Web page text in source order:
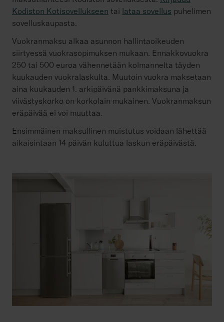
Kodiston Kotisovellukseen tai lataa sovellus puhelimen
sovelluskaupasta.
Vuokranmaksu alkaa asunnon hallintaoikeuden
siirtyessä vuokrasopimuksen mukaan. Ennakkovuokra
250 tai 500 euroa vähennetään kolmannelta täyden
kuukauden vuokralaskulta. Muutoin vuokra maksetaan
aina kuukauden 1. arkipäivänä pankkimaksuna ja
viivästyskorko on korkolain mukainen. Vuokranmaksun
eräpäivää ei voi muuttaa.
Ensimmäinen maksullinen muistutus voidaan lähettää
aikaisintaan 14 päivän kuluttua laskun eräpäivästä.